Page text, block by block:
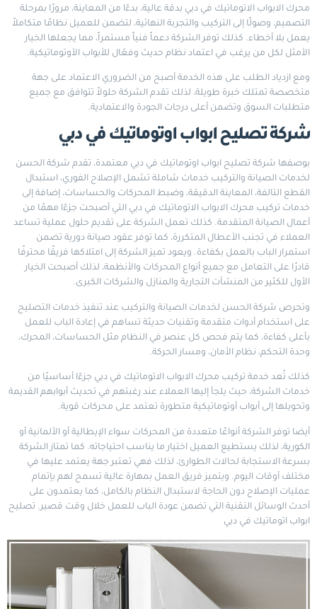
محرك الابواب الاتوماتيك في دبي بدقة عالية، بدءًا من المعاينة، مرورًا بمرحلة
التصميم، وصولًا إلى التركيب والتجربة النهائية، لتضمن للعميل نظامًا متكاملاً
يعمل بلا أخطاء. كذلك توفر الشركة دعماً فنياً مستمراً، مما يجعلها الخيار
الأمثل لكل من يرغب في اعتماد نظام حديث وفعّال للأبواب الأوتوماتيكية.
ومع ازدياد الطلب على هذه الخدمة أصبح من الضروري الاعتماد على جهة
متخصصة تمتلك خبرة طويلة، لذلك تقدم الشركة حلولاً تتوافق مع جميع
متطلبات السوق وتضمن أعلى درجات الجودة والاعتمادية.
شركة تصليح ابواب اوتوماتيك في دبي
بوصفها شركة تصليح ابواب اوتوماتيك في دبي معتمدة، تقدم شركة الحسن
لخدمات الصيانة والتركيب خدمات شاملة تشمل الإصلاح الفوري، استبدال
القطع التالفة، المعاينة الدقيقة، وضبط المحركات والحساسات، إضافة إلى
خدمات تركيب محرك الابواب الاتوماتيك في دبي التي أصبحت جزءًا مهمًا من
أعمال الصيانة المتقدمة. كذلك تعمل الشركة على تقديم حلول عملية تساعد
العملاء في تجنب الأعطال المتكررة، كما توفر عقود صيانة دورية تضمن
استمرار الباب بالعمل بكفاءة. ويعود تميز الشركة إلى امتلاكها فريقًا محترفًا
قادرًا على التعامل مع جميع أنواع المحركات والأنظمة، لذلك أصبحت الخيار
الأول للكثير من المنشآت التجارية والمنازل والشركات الكبرى.
وتحرص شركة الحسن لخدمات الصيانة والتركيب عند تنفيذ خدمات التصليح
على استخدام أدوات متقدمة وتقنيات حديثة تساهم في إعادة الباب للعمل
بأعلى كفاءة، كما يتم فحص كل عنصر في النظام مثل الحساسات، المحرك،
وحدة التحكم، نظام الأمان، ومسار الحركة.
كذلك تُعد خدمة تركيب محرك الابواب الاتوماتيك في دبي جزءًا أساسيًا من
خدمات الشركة، حيث يلجأ إليها العملاء عند رغبتهم في تحديث أبوابهم القديمة
وتحويلها إلى أبواب أوتوماتيكية متطورة تعتمد على محركات قوية.
أيضا توفر الشركة أنواعًا متعددة من المحركات سواء الإيطالية أو الألمانية أو
الكورية، لذلك يستطيع العميل اختيار ما يناسب احتياجاته. كما تمتاز الشركة
بسرعة الاستجابة لحالات الطوارئ، لذلك فهي تعتبر جهة يعتمد عليها في
مختلف أوقات اليوم. ويتميز فريق العمل بمهارة عالية تسمح لهم بإتمام
عمليات الإصلاح دون الحاجة لاستبدال النظام بالكامل، كما يعتمدون على
أحدث الوسائل التقنية التي تضمن عودة الباب للعمل خلال وقت قصير. تصليح
ابواب اتوماتيك في دبي